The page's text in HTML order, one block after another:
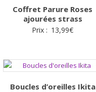
Coffret Parure Roses
ajourées strass
Prix : 13,99€
Boucles d’oreilles Ikita